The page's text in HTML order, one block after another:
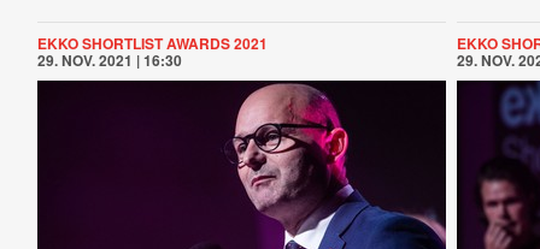
EKKO SHORTLIST AWARDS 2021
29. NOV. 2021 | 16:30
EKKO
29. NOV.